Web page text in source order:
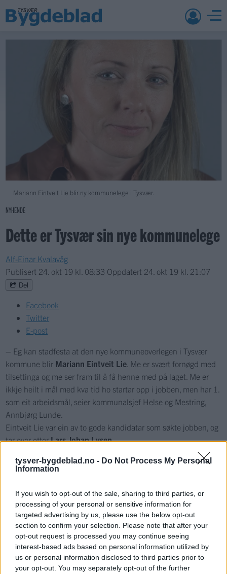
tysver-bygdeblad.no - Do Not Process My Personal
Information
If you wish to opt-out of the sale, sharing to third parties, or
processing of your personal or sensitive information for
targeted advertising by us, please use the below opt-out
section to confirm your selection. Please note that after your
opt-out request is processed you may continue seeing
interest-based ads based on personal information utilized by
us or personal information disclosed to third parties prior to
your opt-out. You may separately opt-out of the further
Mariann Eintveit Lie blir ny kommunelege i Tysvær.
NYHENDE
Dette er Tysvær sin nye kommunelege
Alf-Einar Kvalavåg
Publisert 24. okt 19 kl. 08:33 Oppdatert 24. okt 19 kl. 21:07
Del
Facebook
Twitter
E-post
– Eg kan stadfesta at den nye kommuneoverlegen i Tysvær
kommune blir Mariann Eintveit Lie . Me er svært fornøgd med
tilsettinga og me ser fram til å få henne med på laget. Me er
ikkje heilt i mål med kva tid ho startar opp i jobben, men har 1.
som eit arbeidsmål, seier kommunalsjef Helse og Mestring,
Annbjørg Lunde.
Eintveit Lie var ein av to gode kandidatar som søkte jobben, og
tar over etterLars Johan Lysen.
Mest lest siste syv dager